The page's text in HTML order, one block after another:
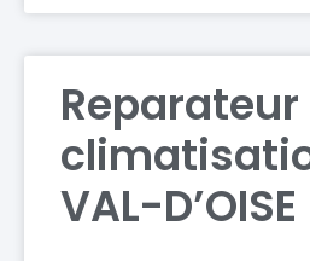
Reparateur
VAL-D’OISE